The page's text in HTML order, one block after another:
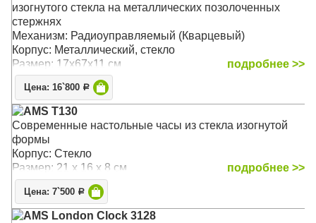
изогнутого стекла на металлических позолоченных
стержнях
Механизм: Радиоуправляемый (Кварцевый)
Корпус: Металлический, стекло
Размер: 17х67х11 см
подробнее >>
Цена: 16`800 Р
AMS T130
Современные настольные часы из стекла изогнутой
формы
Корпус: Стекло
Размер: 21 х 16 х 8 см
подробнее >>
Цена: 7`500 Р
AMS London Clock 3128